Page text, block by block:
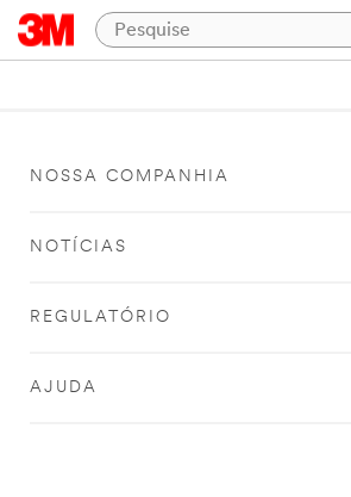
NOSSA COMPANHIA
NOTÍCIAS
REGULATÓRIO
AJUDA